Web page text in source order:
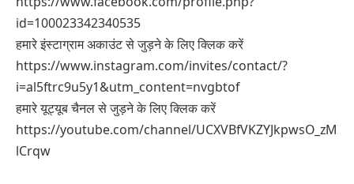
id=100023342340535
हमारे इंस्टाग्राम अकाउंट से जुड़ने के लिए क्लिक करें
https://www.instagram.com/invites/contact/?
i=al5ftrc9u5y1&utm_content=nvgbtof
हमारे यूट्यूब चैनल से जुड़ने के लिए क्लिक करें
https://youtube.com/channel/UCXVBfVKZYJkpwsO_zM
lCrqw